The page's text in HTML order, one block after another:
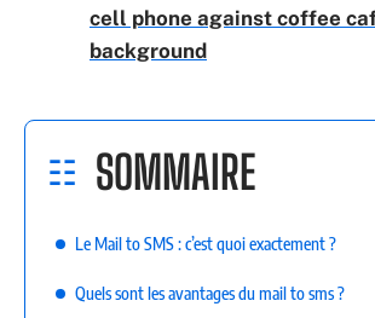
SOMMAIRE
Le Mail to SMS : c’est quoi exactement ?
Quels sont les avantages du mail to sms ?